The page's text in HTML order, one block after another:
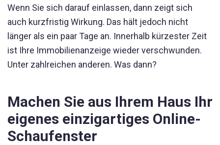
Wenn Sie sich darauf einlassen, dann zeigt sich
auch kurzfristig Wirkung. Das hält jedoch nicht
länger als ein paar Tage an. Innerhalb kürzester Zeit
ist Ihre Immobilienanzeige wieder verschwunden.
Unter zahlreichen anderen. Was dann?
Machen Sie aus Ihrem Haus Ihr
eigenes einzigartiges Online-
Schaufenster